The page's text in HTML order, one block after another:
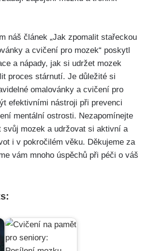
náš článek „Jak zpomalit stařeckou
a cvičení pro mozek“ poskytl
a nápady, jak si udržet mozek
proces stárnutí. Je důležité si
omalovánky a cvičení pro
efektivními nástroji při prevenci
mentální ostrosti. Nezapomínejte
svůj mozek a udržovat si aktivní a
i v pokročilém věku. Děkujeme za
vám mnoho úspěchů při péči o váš